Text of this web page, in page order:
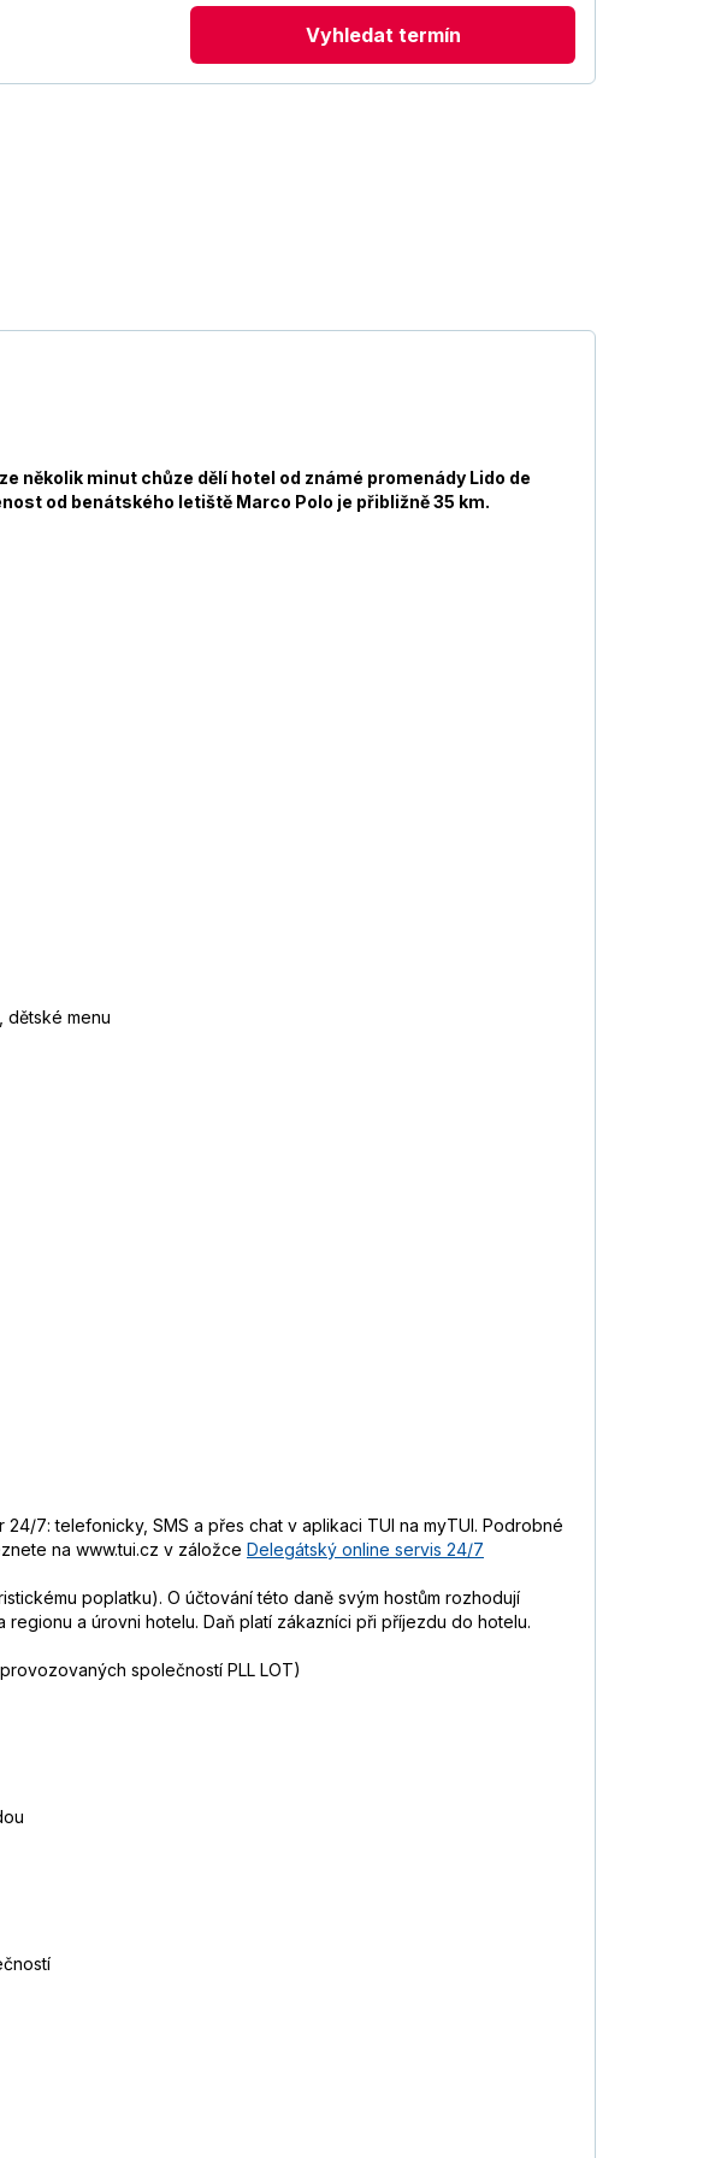
Vyhledat termín
několik minut chůze dělí hotel od známé promenády Lido de
od benátského letiště Marco Polo je přibližně 35 km.
dětské menu
7: telefonicky, SMS a přes chat v aplikaci TUI na myTUI. Podrobné
na www.tui.cz v záložce Delegátský online servis 24/7
poplatku). O účtování této daně svým hostům rozhodují
a úrovni hotelu. Daň platí zákazníci při příjezdu do hotelu.
společností PLL LOT)